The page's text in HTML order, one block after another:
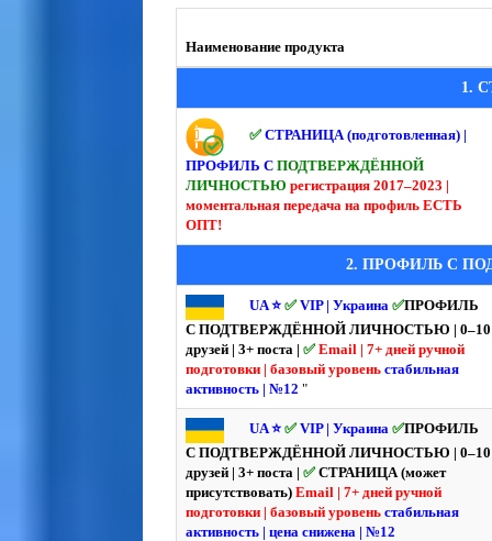
Наименование продукта
1.
✅ СТРАНИЦА (подготовленная) |
ПРОФИЛЬ С ПОДТВЕРЖДЁННОЙ
ЛИЧНОСТЬЮ регистрация 2017–2023 |
моментальная передача на профиль ЕСТЬ
ОПТ!
2. ПРОФИЛЬ С
UA ⭐️ ✅ VIP | Украина ✅ПРОФИЛЬ
С ПОДТВЕРЖДЁННОЙ ЛИЧНОСТЬЮ | 0–10
друзей | 3+ поста | ✅ Email | 7+ дней ручной
подготовки | базовый уровень стабильная
активность | №12 "
UA ⭐️ ✅ VIP | Украина ✅ПРОФИЛЬ
С ПОДТВЕРЖДЁННОЙ ЛИЧНОСТЬЮ | 0–10
друзей | 3+ поста | ✅ СТРАНИЦА (может
присутствовать) Email | 7+ дней ручной
подготовки | базовый уровень стабильная
активность | цена снижена | №12